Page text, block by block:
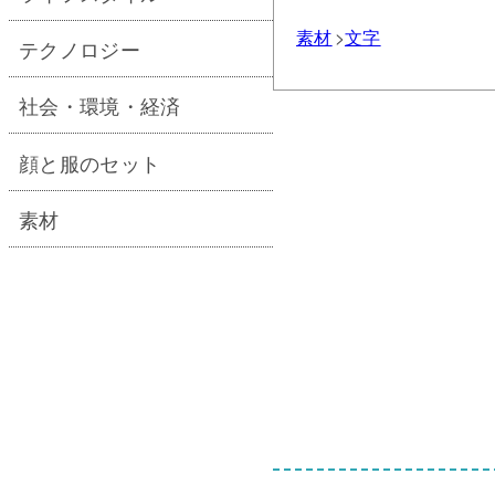
素材 文字
テクノロジー
社会・環境・経済
顔と服のセット
素材